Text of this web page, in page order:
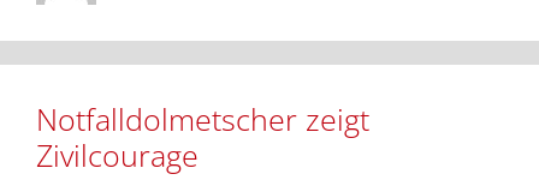
Notfalldolmetscher zeigt
Zivilcourage